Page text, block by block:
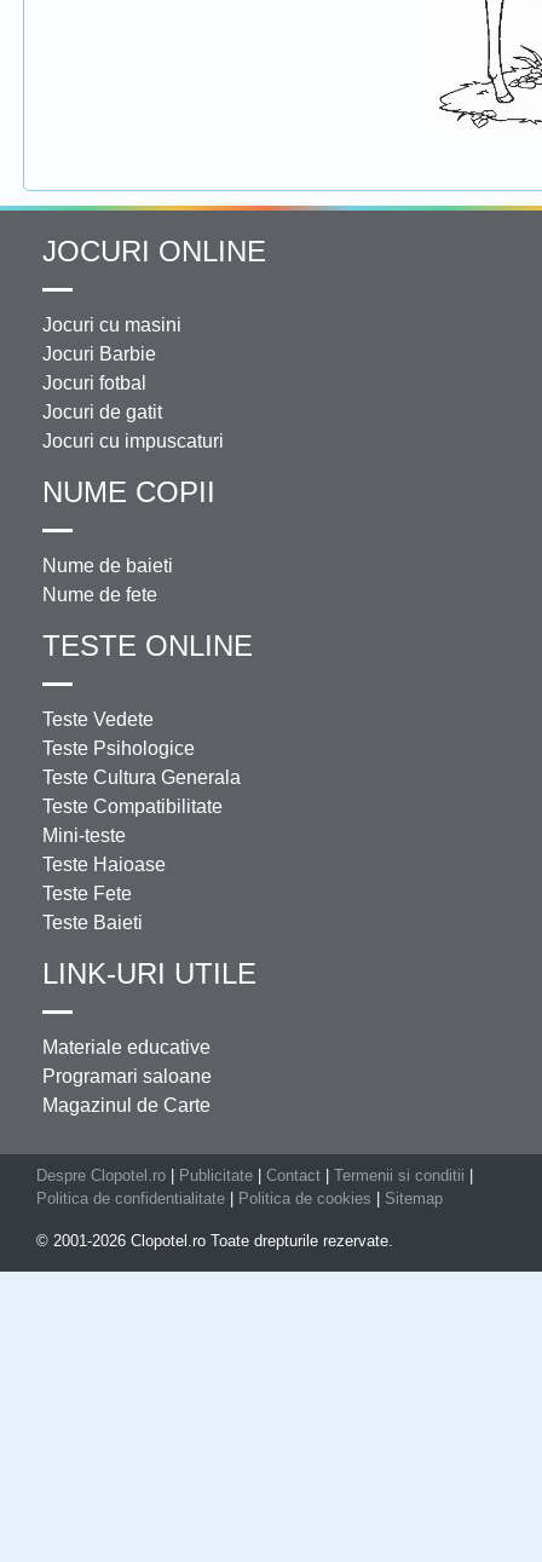
JOCURI ONLINE
Jocuri cu masini
Jocuri Barbie
Jocuri fotbal
Jocuri de gatit
Jocuri cu impuscaturi
NUME COPII
Nume de baieti
Nume de fete
TESTE ONLINE
Teste Vedete
Teste Psihologice
Teste Cultura Generala
Teste Compatibilitate
Mini-teste
Teste Haioase
Teste Fete
Teste Baieti
LINK-URI UTILE
Materiale educative
Programari saloane
Magazinul de Carte
Despre Clopotel.ro Publicitate Contact Termenii si conditii
Politica de confidentialitate
Politica de cookies Sitemap
© 2001-2026 Clopotel.ro Toate drepturile rezervate.